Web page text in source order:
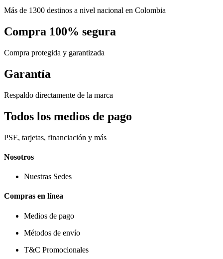
Más de 1300 destinos a nivel nacional en Colombia
Compra 100% segura
Compra protegida y garantizada
Garantía
Respaldo directamente de la marca
Todos los medios de pago
PSE, tarjetas, financiación y más
Nosotros
Nuestras Sedes
Compras en línea
Medios de pago
Métodos de envío
T&C Promocionales